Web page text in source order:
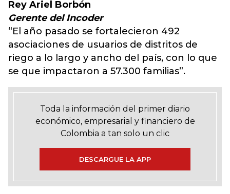
Rey Ariel Borbón
Gerente del Incoder
“El año pasado se fortalecieron 492
asociaciones de usuarios de distritos de
riego a lo largo y ancho del país, con lo que
se que impactaron a 57.300 familias”.
Toda la información del primer diario
económico, empresarial y financiero de
Colombia a tan solo un clic
DESCARGUE LA APP